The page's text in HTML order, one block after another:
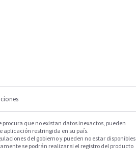
que no existan datos inexactos, pueden
aplicación restringida en su país.
del gobierno y pueden no estar disponibles
se podrán realizar si el registro del producto